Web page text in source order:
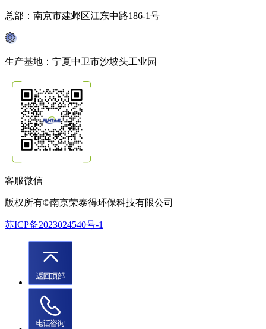
总部：南京市建邺区江东中路186-1号
生产基地：宁夏中卫市沙坡头工业园
客服微信
版权所有©南京荣泰得环保科技有限公司
苏ICP备2023024540号-1